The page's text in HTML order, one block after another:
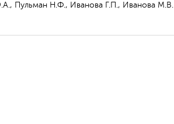
Пульман Н.Ф., Иванова Г.П., Иванова М.В.